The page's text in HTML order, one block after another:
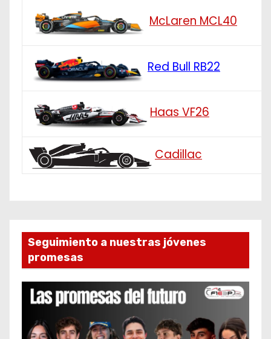
McLaren MCL40
Red Bull RB22
Haas VF26
Cadillac
Seguimiento a nuestras jóvenes
promesas